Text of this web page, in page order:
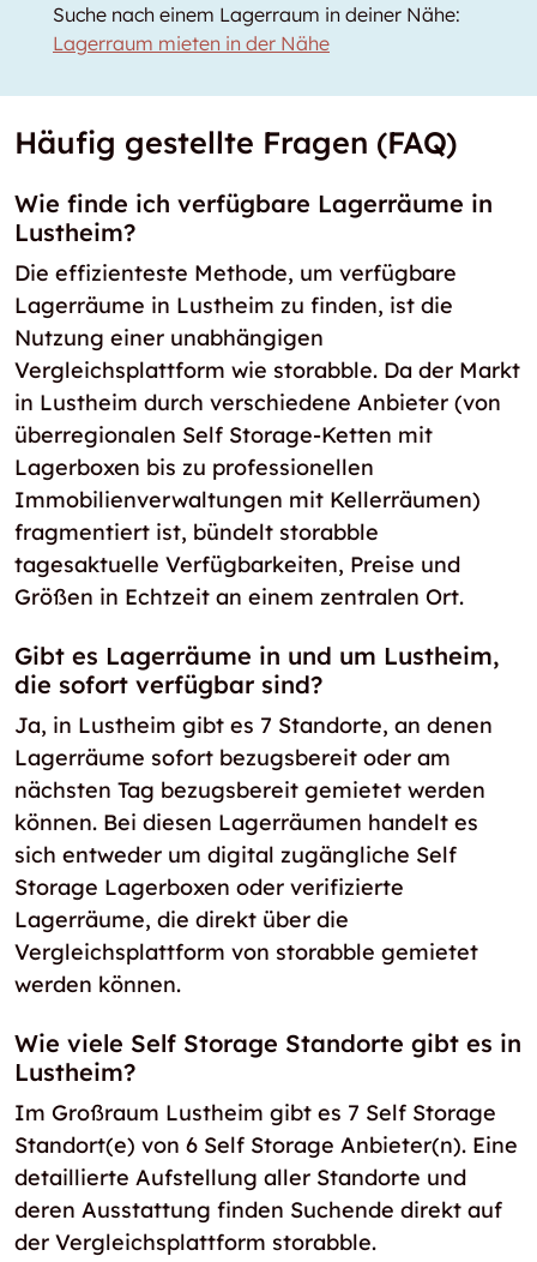
Suche nach einem Lagerraum in deiner Nähe:
Lagerraum mieten in der Nähe
Häufig gestellte Fragen (FAQ)
Wie finde ich verfügbare Lagerräume in
Lustheim?
Die effizienteste Methode, um verfügbare
Lagerräume in Lustheim zu finden, ist die
Nutzung einer unabhängigen
Vergleichsplattform wie storabble. Da der Markt
in Lustheim durch verschiedene Anbieter (von
überregionalen Self Storage-Ketten mit
Lagerboxen bis zu professionellen
Immobilienverwaltungen mit Kellerräumen)
fragmentiert ist, bündelt storabble
tagesaktuelle Verfügbarkeiten, Preise und
Größen in Echtzeit an einem zentralen Ort.
Gibt es Lagerräume in und um Lustheim,
die sofort verfügbar sind?
Ja, in Lustheim gibt es 7 Standorte, an denen
Lagerräume sofort bezugsbereit oder am
nächsten Tag bezugsbereit gemietet werden
können. Bei diesen Lagerräumen handelt es
sich entweder um digital zugängliche Self
Storage Lagerboxen oder verifizierte
Lagerräume, die direkt über die
Vergleichsplattform von storabble gemietet
werden können.
Wie viele Self Storage Standorte gibt es in
Lustheim?
Im Großraum Lustheim gibt es 7 Self Storage
Standort(e) von 6 Self Storage Anbieter(n). Eine
detaillierte Aufstellung aller Standorte und
deren Ausstattung finden Suchende direkt auf
der Vergleichsplattform storabble.